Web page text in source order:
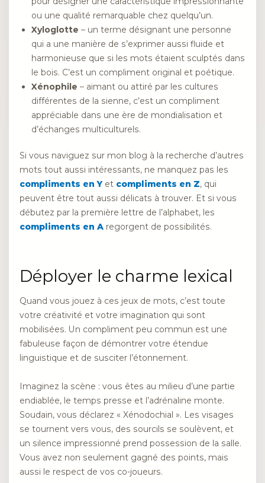
ou une qualité remarquable chez quelqu’un.
Xyloglotte – un terme désignant une personne
qui a une manière de s’exprimer aussi fluide et
harmonieuse que si les mots étaient sculptés dans
le bois. C’est un compliment original et poétique.
Xénophile – aimant ou attiré par les cultures
différentes de la sienne, c’est un compliment
appréciable dans une ère de mondialisation et
d’échanges multiculturels.
Si vous naviguez sur mon blog à la recherche d’autres
mots tout aussi intéressants, ne manquez pas les
compliments en Yet compliments en Z, qui
peuvent être tout aussi délicats à trouver. Et si vous
débutez par la première lettre de l’alphabet, les
compliments en A regorgent de possibilités.
Déployer le charme lexical
Quand vous jouez à ces jeux de mots, c’est toute
votre créativité et votre imagination qui sont
mobilisées. Un compliment peu commun est une
fabuleuse façon de démontrer votre étendue
linguistique et de susciter l’étonnement.
Imaginez la scène : vous êtes au milieu d’une partie
endiablée, le temps presse et l’adrénaline monte.
Soudain, vous déclarez « Xénodochial ». Les visages
se tournent vers vous, des sourcils se soulèvent, et
un silence impressionné prend possession de la salle.
Vous avez non seulement gagné des points, mais
aussi le respect de vos co-joueurs.